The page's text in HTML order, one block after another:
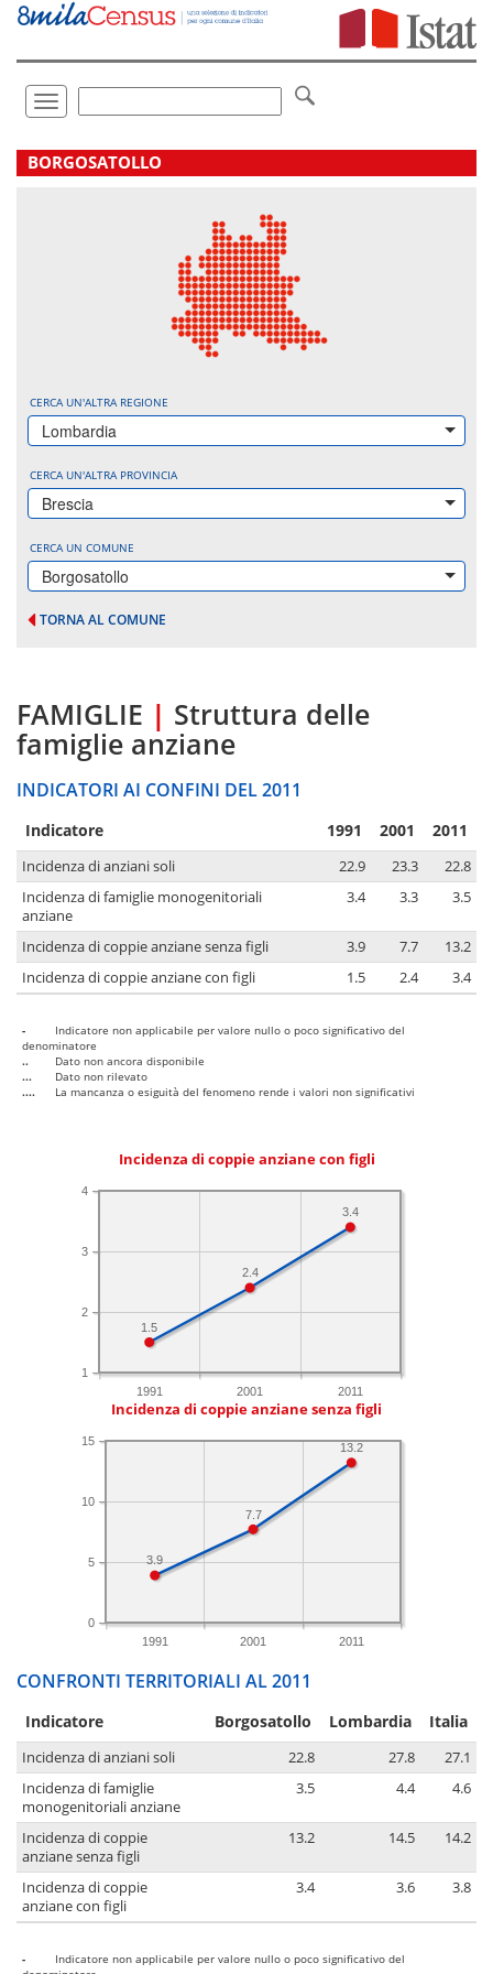
Vai
direttamente
Toggle
navigation
.
BORGOSATOLLO
CERCA UN'ALTRA REGIONE
Lombardia
CERCA UN'ALTRA PROVINCIA
Brescia
CERCA UN COMUNE
Borgosatollo
TORNA AL COMUNE
FAMIGLIE | Struttura delle
famiglie anziane
INDICATORI AI CONFINI DEL 2011
Indicatore 1991 2001 2011
Incidenza di anziani soli 22.9 23.3
22.8
Incidenza di famiglie monogenitoriali
anziane
3.4 3.3 3.5
Incidenza di coppie anziane senza figli 3.9 7.7
13.2
Incidenza di coppie anziane con figli
1.5 2.4 3.4
-
Indicatore non applicabile per valore nullo o poco significativo del
denominatore
..
Dato non ancora disponibile
...
Dato non rilevato
....
La mancanza o esiguità del fenomeno rende i valori non significativi
Incidenza di coppie anziane con figli
1991 2001 2011
1
2
3
4
3.4
2.4
1.5
Incidenza di coppie anziane senza figli
1991 2001 2011
0
5
10
15
13.2
7.7
3.9
CONFRONTI TERRITORIALI AL 2011
Indicatore Borgosatollo Lombardia Italia
Incidenza di anziani soli 22.8 27.8
27.1
Incidenza di famiglie
monogenitoriali anziane
3.5 4.4 4.6
Incidenza di coppie
anziane senza figli
13.2 14.5 14.2
Incidenza di coppie
anziane con figli
3.4 3.6 3.8
-
Indicatore non applicabile per valore nullo o poco significativo del